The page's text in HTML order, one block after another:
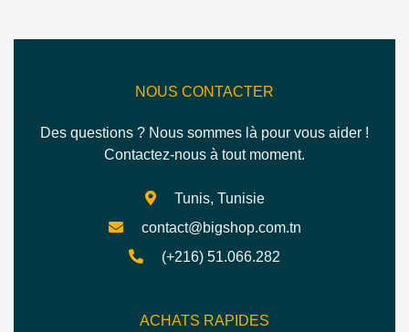
NOUS CONTACTER
Des questions ? Nous sommes là pour vous aider !
Contactez-nous à tout moment.
Tunis, Tunisie
contact@bigshop.com.tn
(+216) 51.066.282
ACHATS RAPIDES